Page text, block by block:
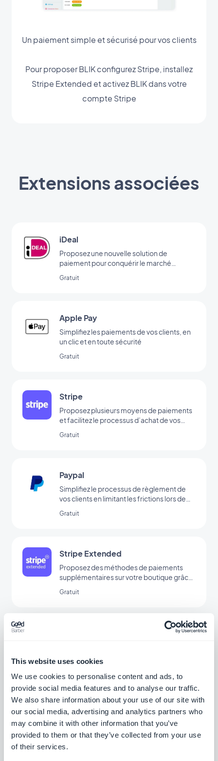
This website uses cookies
We use cookies to personalise content and ads, to
provide social media features and to analyse our traffic.
We also share information about your use of our site with
our social media, advertising and analytics partners who
may combine it with other information that you’ve
provided to them or that they’ve collected from your use
of their services.
Un paiement simple et sécurisé pour vos clients
Pour proposer BLIK configurez Stripe, installez
Stripe Extended et activez BLIK dans votre
compte Stripe
Extensions associées
iDeal
Proposez une nouvelle solution de
paiement pour conquérir le marché
Gratuit
Apple Pay
Simplifiez les paiements de vos clients, en
un clic et en toute sécurité
Gratuit
Stripe
Proposez plusieurs moyens de paiements
et facilitez le processus d’achat de vos
Gratuit
Paypal
Simplifiez le processus de règlement de
vos clients en limitant les frictions lors de
Gratuit
Stripe Extended
Proposez des méthodes de paiements
supplémentaires sur votre boutique grâce
Gratuit
polonais
Klarna
Augmentez vos ventes en proposant une
nouvelle option de paiement : "Acheter
maintenant, payer plus tard".
Gratuit